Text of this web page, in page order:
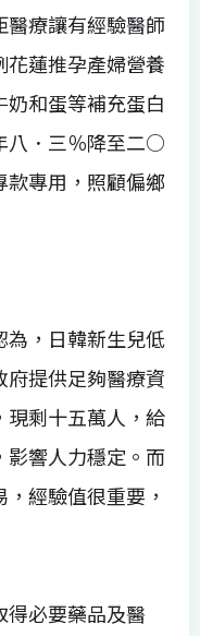
醫療讓有經驗醫師
蓮推孕產婦營養
和蛋等補充蛋白
八．三％降至二○
款專用，照顧偏鄉
為，日韓新生兒低
提供足夠醫療資
現剩十五萬人，給
影響人力穩定。而
經驗值很重要，
必要藥品及醫